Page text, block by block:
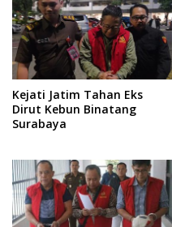
Kejati Jatim Tahan Eks
Dirut Kebun Binatang
Surabaya